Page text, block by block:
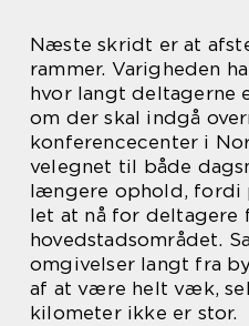
Næste skridt er at
rammer. Varigheden
hvor langt deltagerne
om der skal indgå
konferencecenter i
velegnet til både
længere ophold, fordi
let at nå for deltagere
hovedstadsområdet.
omgivelser langt fra
af at være helt væk,
kilometer ikke er stor.